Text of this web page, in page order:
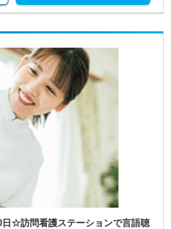
日☆訪問看護ステーションで言語聴